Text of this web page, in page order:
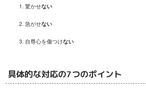
驚かせない
急がせない
自尊心を傷つけない
具体的な対応の7つのポイント